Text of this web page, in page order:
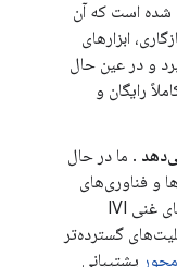
۱۰ سال ساخته شده است که آن
ابزارهای
و در عین حال
رایگان و
. ما در حال
و فناوری‌های
خاص خودرو هستیم. این شامل پلتفرم‌های غنی IVI
گسترده‌تر
پشتیبانی